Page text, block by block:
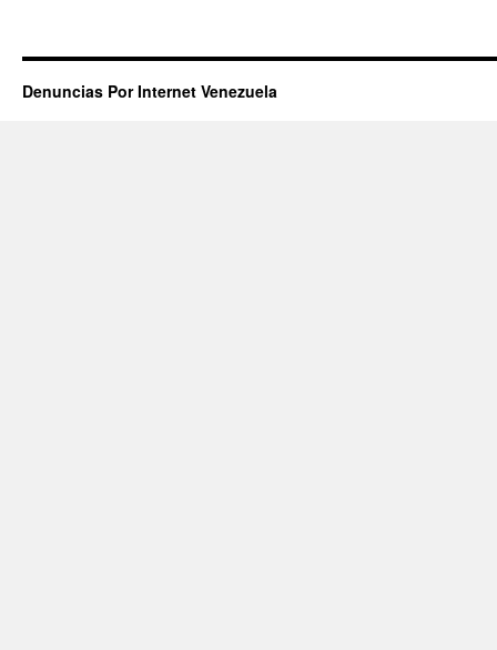
Denuncias Por Internet Venezuela